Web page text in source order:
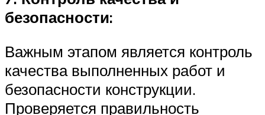
безопасности:
Важным этапом является контроль
качества выполненных работ и
безопасности конструкции.
Проверяется правильность